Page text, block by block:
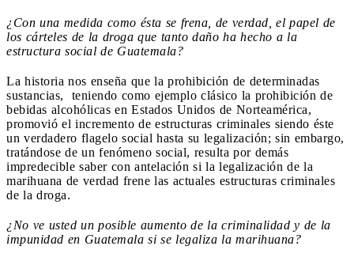
¿Con una medida como ésta se frena, de verdad, el papel de
los cárteles de la droga que tanto daño ha hecho a la
estructura social de Guatemala?
La historia nos enseña que la prohibición de determinadas
sustancias, teniendo como ejemplo clásico la prohibición de
bebidas alcohólicas en Estados Unidos de Norteamérica,
promovió el incremento de estructuras criminales siendo éste
un verdadero flagelo social hasta su legalización; sin embargo,
tratándose de un fenómeno social, resulta por demás
impredecible saber con antelación si la legalización de la
marihuana de verdad frene las actuales estructuras criminales
de la droga.
¿No ve usted un posible aumento de la criminalidad y de la
impunidad en Guatemala si se legaliza la marihuana?